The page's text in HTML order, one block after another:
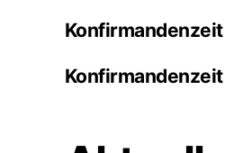
Konfirmandenzeit